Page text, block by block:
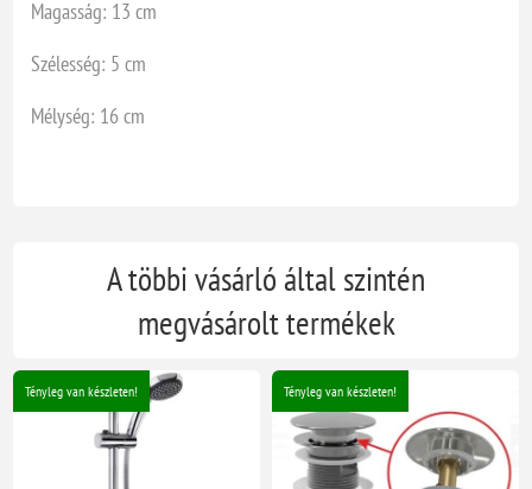
Magasság: 13 cm
Szélesség: 5 cm
Mélység: 16 cm
A többi vásárló által szintén
megvásárolt termékek
Tényleg van készleten! Tényleg van készleten!